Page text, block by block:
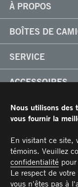
Pare-chocs
en acier
Pare-chocs
en aluminium
Pare-chocs
Pare-chocs
Pare-chocs
avec extension
À PROPOS
Culture
Usine
Partenaire
Carrières
BOÎTES DE
Classik
X-Treme
Boîtes réfrigérées
Arctik
SERVICE
Réparation et
Pièces
ACCESSOIRES
Toits
Planchers
Barres d'attaches
Éclairages
Poignées
Pare-chocs
RESSOURCES
Garantie limitée de
Manuel du
NOUS JOINDRE
Téléphone : 514
Sans frais :1 877
Télécopieur :514
Pièces :
Service :
Ventes :
3600, boulevard
Laval (Québec) H7L
MEMBRE DE
Nous utilisons des
vous fournir la
En visitant ce site,
témoins. Veuillez
confidentialitépour
Le respect de
vous n'êtes pas à